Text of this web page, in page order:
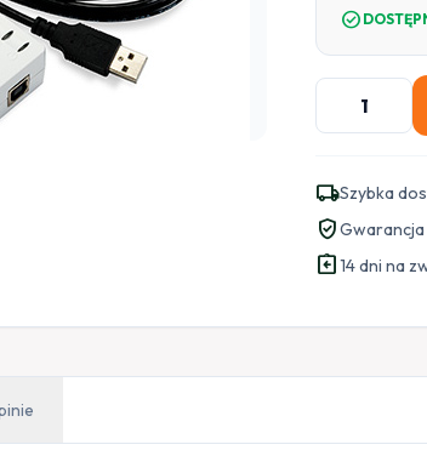
check_circle
ilość
SATEL
DO
USB-
RS
local_shippingSzybka
verified_user
assignment_return14 dni na